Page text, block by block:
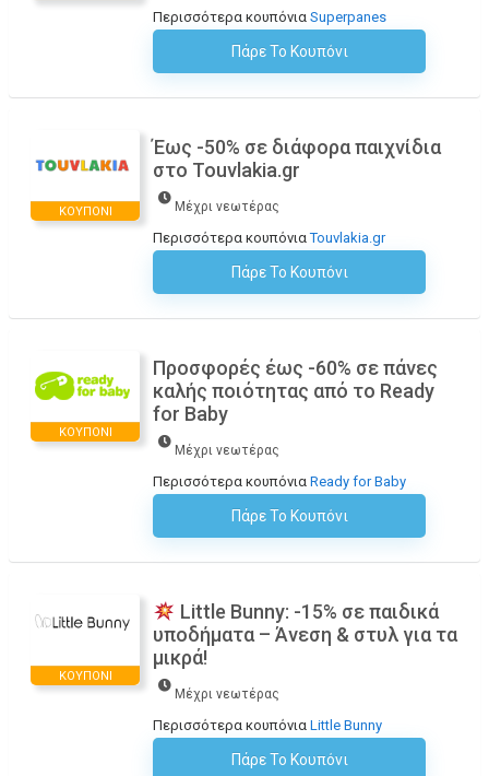
Περισσότερα κουπόνια Superpanes
Πάρε Το Κουπόνι
ΚΟΥΠΌΝΙ
Έως -50% σε διάφορα παιχνίδια
στο Touvlakia.gr
Μέχρι νεωτέρας
Περισσότερα κουπόνιαTouvlakia.gr
Πάρε Το Κουπόνι
ΚΟΥΠΌΝΙ
Προσφορές έως -60% σε πάνες
καλής ποιότητας από το Ready
for Baby
Μέχρι νεωτέρας
Περισσότερα κουπόνια Ready for Baby
Πάρε Το Κουπόνι
ΚΟΥΠΌΝΙ
Little Bunny: -15% σε παιδικά
υποδήματα – Άνεση & στυλ για τα
μικρά!
Μέχρι νεωτέρας
Περισσότερα κουπόνια Little Bunny
Πάρε Το Κουπόνι